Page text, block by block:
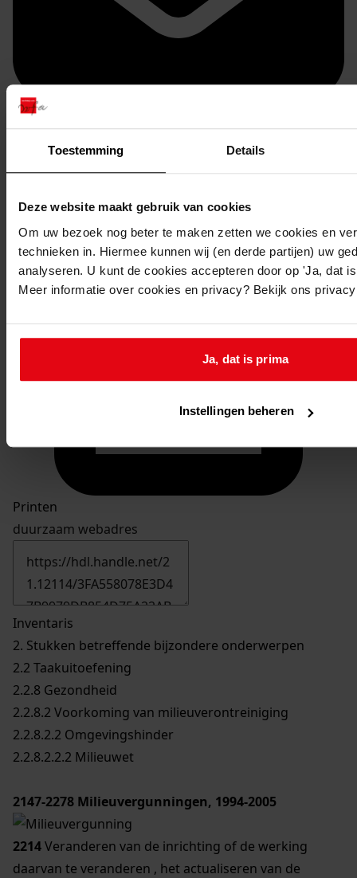
Toestemming Details
Deze website maakt gebruik van cookies
Om uw bezoek nog beter te maken zetten we cookies en
technieken in. Hiermee kunnen wij (en derde partijen) uw
analyseren. U kunt de cookies accepteren door op 'Ja, dat
Meer informatie over cookies en privacy? Bekijk ons
Ja, dat is prima
Instellingen beheren
Doorsturen per email
Printen
duurzaam webadres
Inventaris
2. Stukken betreffende bijzondere onderwerpen
2.2 Taakuitoefening
2.2.8 Gezondheid
2.2.8.2 Voorkoming van milieuverontreiniging
2.2.8.2.2 Omgevingshinder
2.2.8.2.2.2 Milieuwet
2147-2278 Milieuvergunningen, 1994-2005
2214Veranderen van de inrichting of de werking
daarvan te veranderen , het actualiseren van de